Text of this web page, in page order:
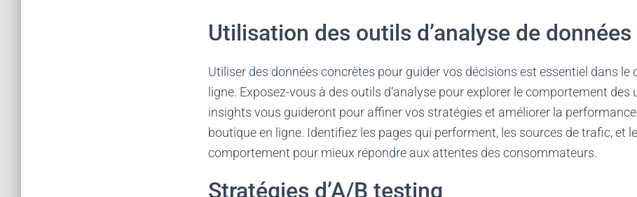
Utilisation des outils d’analyse de données
Utiliser des données concrètes pour guider vos décisions est essentiel dans le
ligne. Exposez-vous à des outils d’analyse pour explorer le comportement des
insights vous guideront pour affiner vos stratégies et améliorer la
boutique en ligne. Identifiez les pages qui performent, les sources de trafic, et
comportement pour mieux répondre aux attentes des consommateurs.
Stratégies d’A/B testing